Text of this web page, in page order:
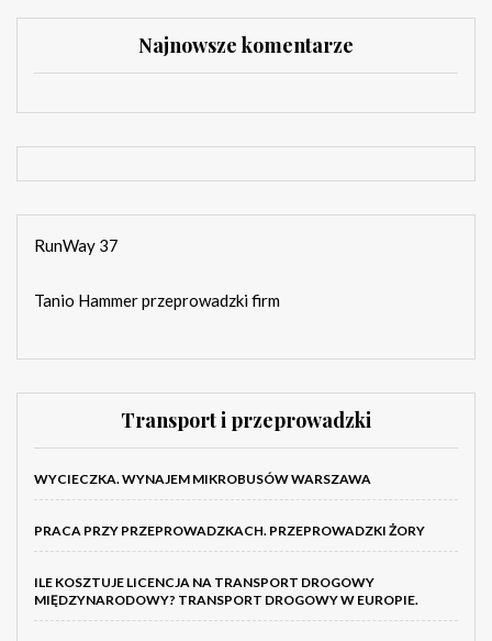
Najnowsze komentarze
RunWay 37
Tanio Hammer przeprowadzki firm
Transport i przeprowadzki
WYCIECZKA. WYNAJEM MIKROBUSÓW WARSZAWA
PRACA PRZY PRZEPROWADZKACH. PRZEPROWADZKI ŻORY
ILE KOSZTUJE LICENCJA NA TRANSPORT DROGOWY
MIĘDZYNARODOWY? TRANSPORT DROGOWY W EUROPIE.